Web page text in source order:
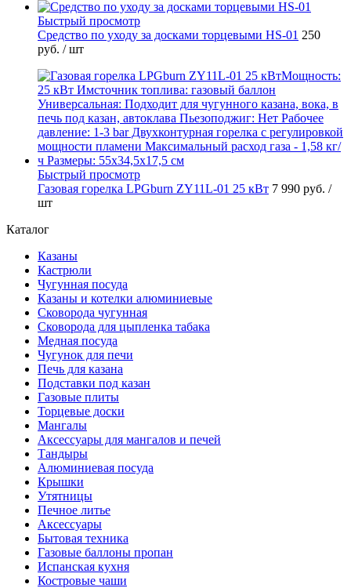
Быстрый просмотр
Средство по уходу за досками торцевыми HS-01 250
руб. / шт
Быстрый просмотр
Газовая горелка LPGburn ZY11L-01 25 кВт 7 990 руб. /
шт
Каталог
Казаны
Кастрюли
Чугунная посуда
Казаны и котелки алюминиевые
Сковорода чугунная
Сковорода для цыпленка табака
Медная посуда
Чугунок для печи
Печь для казана
Подставки под казан
Газовые плиты
Торцевые доски
Мангалы
Аксессуары для мангалов и печей
Тандыры
Алюминиевая посуда
Крышки
Утятницы
Печное литье
Аксессуары
Бытовая техника
Газовые баллоны пропан
Испанская кухня
Костровые чаши